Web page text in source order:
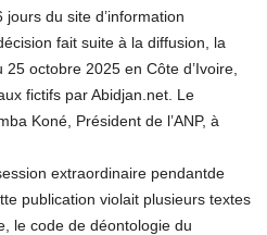
du site d’information
fait suite à la diffusion, la
octobre 2025 en Côte d’Ivoire,
fictifs par Abidjan.net. Le
Koné, Président de l’ANP, à
extraordinaire pendantde
publication violait plusieurs textes
le code de déontologie du